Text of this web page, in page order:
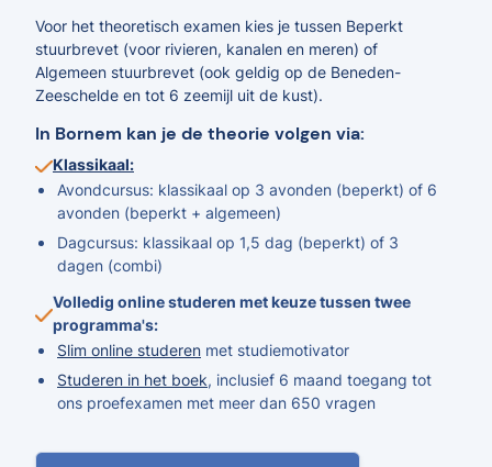
Voor het theoretisch examen kies je tussen Beperkt
stuurbrevet (voor rivieren, kanalen en meren) of
Algemeen stuurbrevet (ook geldig op de Beneden-
Zeeschelde en tot 6 zeemijl uit de kust).
In Bornem kan je de theorie volgen via:
Klassikaal:
Avondcursus: klassikaal op 3 avonden (beperkt) of 6
avonden (beperkt + algemeen)
Dagcursus: klassikaal op 1,5 dag (beperkt) of 3
dagen (combi)
Volledig online studeren met keuze tussen twee
programma's:
Slim online studeren met studiemotivator
Studeren in het boek, inclusief 6 maand toegang tot
ons proefexamen met meer dan 650 vragen